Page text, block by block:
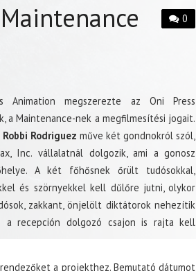
0
Animation megszerezte az Oni Press
a Maintenance-nek a megfilmesítési jogait.
Robbi Rodriguez műve két gondnokról szól,
Inc. vállalatnál dolgozik, ami a gonosz
A két főhősnek őrült tudósokkal,
és szörnyekkel kell dűlőre jutni, olykor
zakkant, önjelölt diktátorok nehezítik
a recepción dolgozó csajon is rajta kell
a projekthez. Bemutató dátumot